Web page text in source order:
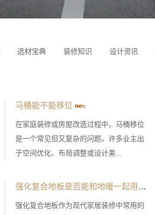
选材宝典 装修知识 设计资讯
马桶能不能移位
在家庭装修或房屋改造过程中，马桶移位
是一个常见但又复杂的问题。许多业主出
于空间优化、布局调整或设计美...
强化复合地板是否能和地暖一起用
强化复合地板作为现代家居装修中常用的